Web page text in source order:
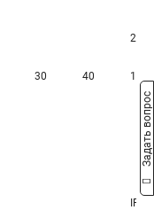
2Р+
30 40 10
IP20
Задать вопрос